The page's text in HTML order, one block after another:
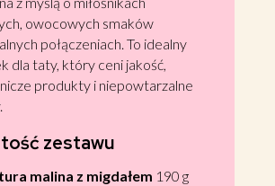
owocowych smaków
połączeniach. To idealny
dla taty, który ceni jakość,
produkty i niepowtarzalne
zestawu
malina z migdałem 190 g